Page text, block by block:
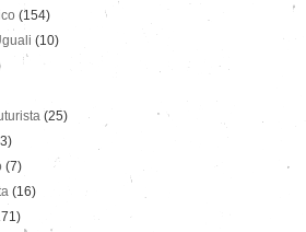
(154)
(10)
(25)
(7)
(16)